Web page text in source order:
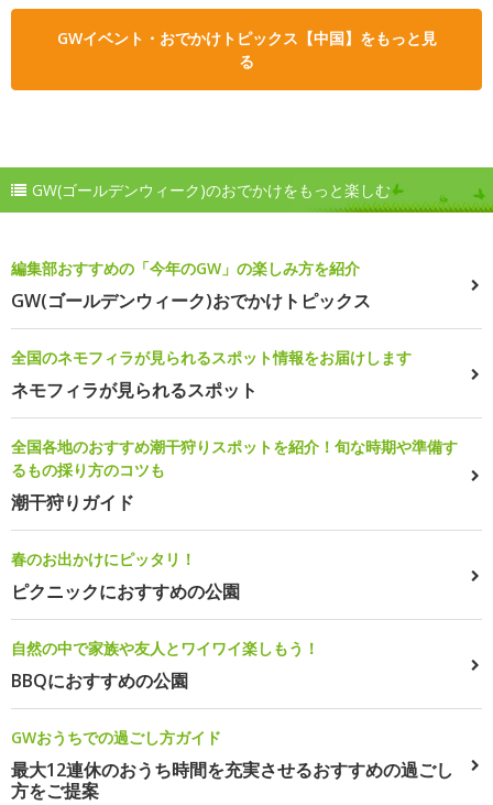
GWイベント・おでかけトピックス【中国】をもっと見
る
GW(ゴールデンウィーク)のおでかけをもっと楽しむ
編集部おすすめの「今年のGW」の楽しみ方を紹介
GW(ゴールデンウィーク)おでかけトピックス
全国のネモフィラが見られるスポット情報をお届けします
ネモフィラが見られるスポット
全国各地のおすすめ潮干狩りスポットを紹介！旬な時期や準備す
るもの採り方のコツも
潮干狩りガイド
春のお出かけにピッタリ！
ピクニックにおすすめの公園
自然の中で家族や友人とワイワイ楽しもう！
BBQにおすすめの公園
GWおうちでの過ごし方ガイド
最大12連休のおうち時間を充実させるおすすめの過ごし
方をご提案